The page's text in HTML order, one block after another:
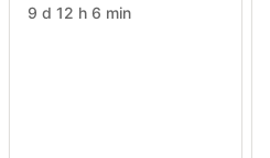
9 d 12 h 6 min